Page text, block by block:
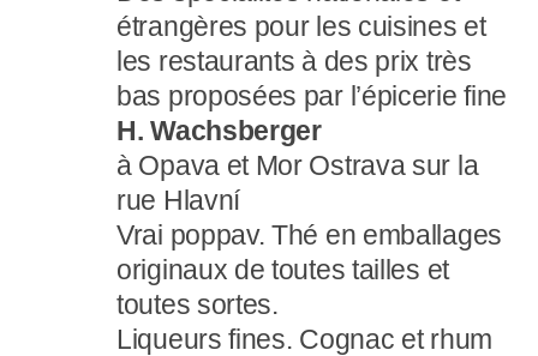
étrangères pour les cuisines et
les restaurants à des prix très
bas proposées par l’épicerie fine
H. Wachsberger
à Opava et Mor Ostrava sur la
rue Hlavní
Vrai poppav. Thé en emballages
originaux de toutes tailles et
toutes sortes.
Liqueurs fines. Cognac et rhum